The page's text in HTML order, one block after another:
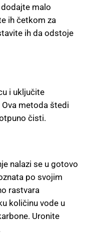
malo
ih četkom za
ih da odstoje
i uključite
metoda štedi
čisti.
nalazi se u gotovo
po svojim
rastvara
količinu vode u
Uronite